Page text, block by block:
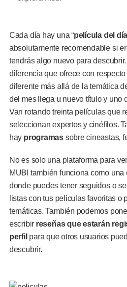
Cada día hay una “película del
absolutamente recomendable si
tendrás algo nuevo para
diferencia que ofrece con
diferente más allá de la temática
del mes llega u nuevo título y uno
Van rotando treinta películas que
seleccionan expertos y cinéfilos.
hay programassobre cineastas,
No es solo una plataforma para
MUBI también funciona como una
donde puedes tener seguidos o
listas con tus películas favoritas o
temáticas. También podemos
escribir reseñas que estarán
perfil para que otros usuarios
descubrir.